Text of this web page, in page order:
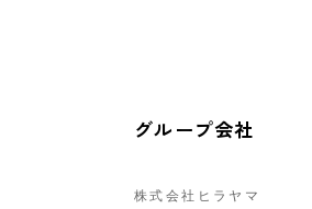
グループ会社
株式会社ヒラヤマ